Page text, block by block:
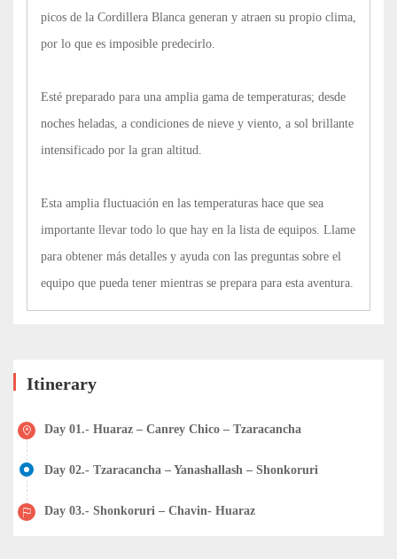
picos de la Cordillera Blanca generan y atraen su propio clima,
por lo que es imposible predecirlo.
Esté preparado para una amplia gama de temperaturas; desde
noches heladas, a condiciones de nieve y viento, a sol brillante
intensificado por la gran altitud.
Esta amplia fluctuación en las temperaturas hace que sea
importante llevar todo lo que hay en la lista de equipos. Llame
para obtener más detalles y ayuda con las preguntas sobre el
equipo que pueda tener mientras se prepara para esta aventura.
Itinerary
Day 01.- Huaraz – Canrey Chico – Tzaracancha
Day 02.- Tzaracancha – Yanashallash – Shonkoruri
Day 03.- Shonkoruri – Chavin- Huaraz